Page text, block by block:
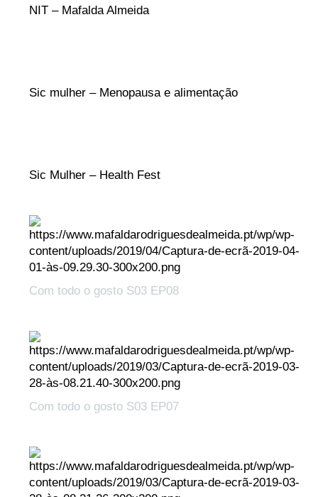
NIT – Mafalda Almeida
Sic mulher – Menopausa e alimentação
Sic Mulher – Health Fest
Com todo o gosto S03 EP08
Com todo o gosto S03 EP07